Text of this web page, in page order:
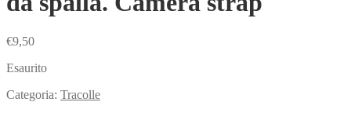
€9,50
Esaurito
Categoria: Tracolle